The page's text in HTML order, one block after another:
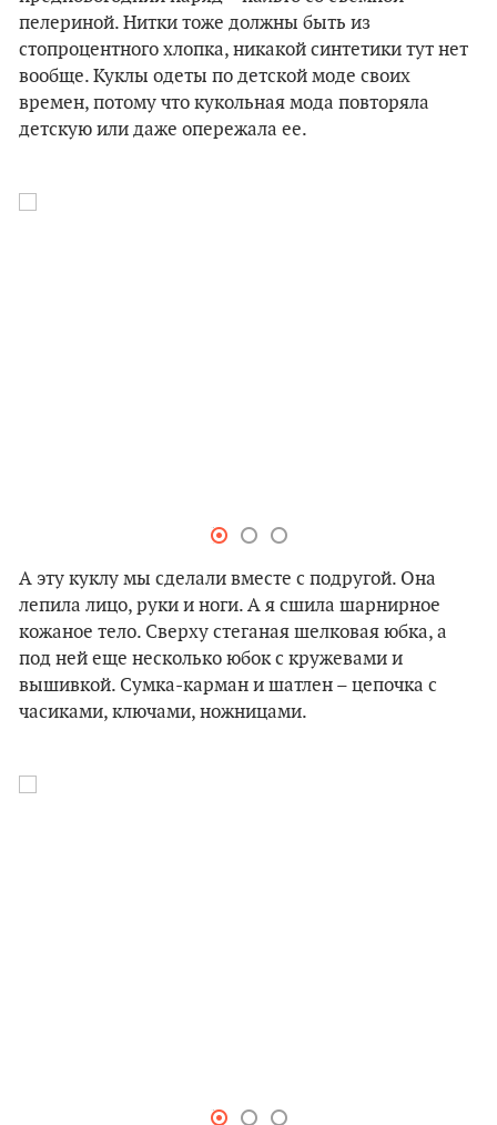
пелериной. Нитки тоже должны быть из
стопроцентного хлопка, никакой синтетики тут нет
вообще. Куклы одеты по детской моде своих
времен, потому что кукольная мода повторяла
детскую или даже опережала ее.
А эту куклу мы сделали вместе с подругой. Она
лепила лицо, руки и ноги. А я сшила шарнирное
кожаное тело. Сверху стеганая шелковая юбка, а
под ней еще несколько юбок с кружевами и
вышивкой. Сумка-карман и шатлен – цепочка с
часиками, ключами, ножницами.